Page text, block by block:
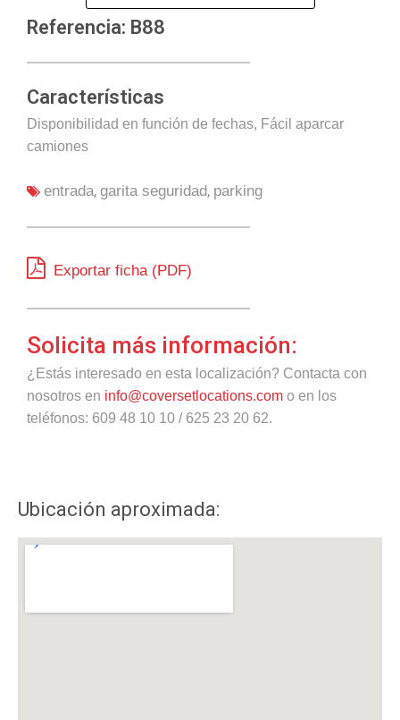
Referencia: B88
Características
Disponibilidad en función de fechas, Fácil aparcar
camiones
entrada, garita seguridad, parking
Exportar ficha (PDF)
Solicita más información:
¿Estás interesado en esta localización? Contacta con
nosotros en info@coversetlocations.com o en los
teléfonos: 609 48 10 10 / 625 23 20 62.
Ubicación aproximada: